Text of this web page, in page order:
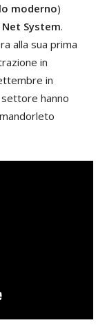
moderno)
System.
alla sua prima
in
in
hanno